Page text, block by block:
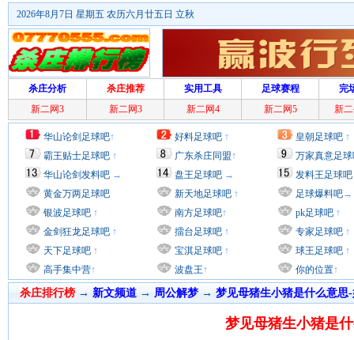
2026年8月7日 星期五 农历六月廿五日 立秋
杀庄分析 杀庄推荐 实用工具 足球赛程
完
新二网3
新二网3 新二网4 新二网5 新
华山论剑足球吧↑
霸王贴士足球吧 ↑
华山论剑发料吧 →
黄金万两足球吧
银波足球吧 ↑
金剑狂龙足球吧 ↑
天下足球吧 ↑
高手集中营↑
好料足球吧 ↑
广东杀庄同盟↑
盘王足球吧 →
新天地足球吧 ↑
南方足球吧↑
擂台足球吧 ↑
宝淇足球吧 ↑
波盘王↑
皇朝足球吧 ↑
万家真意足
发料王足球吧
足球爆料吧→
pk足球吧 ↑
专家足球吧 ↑
球王足球吧 ↑
你的位置↑
杀庄排行榜 → 新文频道→ 周公解梦 → 梦见母猪生小猪是什么意思
梦见母猪生小猪是